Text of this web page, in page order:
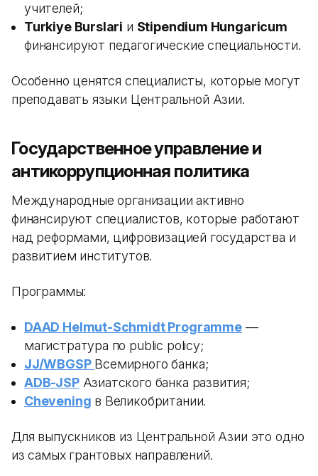
учителей;
Turkiye Burslari и Stipendium Hungaricum
финансируют педагогические специальности.
Особенно ценятся специалисты, которые могут
преподавать языки Центральной Азии.
Государственное управление и
антикоррупционная политика
Международные организации активно
финансируют специалистов, которые работают
над реформами, цифровизацией государства и
развитием институтов.
Программы:
DAAD Helmut-Schmidt Programme—
магистратура по public policy;
JJ/WBGSP Всемирного банка;
ADB-JSPАзиатского банка развития;
Chevening в Великобритании.
Для выпускников из Центральной Азии это одно
из самых грантовых направлений.